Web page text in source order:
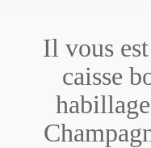
Il vous
caisse